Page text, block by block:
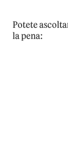
Potete
la pena: